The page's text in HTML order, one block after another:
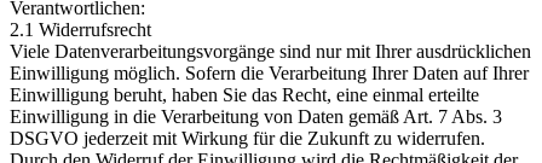
Verantwortlichen:
2.1 Widerrufsrecht
Viele Datenverarbeitungsvorgänge sind nur mit Ihrer ausdrücklichen
Einwilligung möglich. Sofern die Verarbeitung Ihrer Daten auf Ihrer
Einwilligung beruht, haben Sie das Recht, eine einmal erteilte
Einwilligung in die Verarbeitung von Daten gemäß Art. 7 Abs. 3
DSGVO jederzeit mit Wirkung für die Zukunft zu widerrufen.